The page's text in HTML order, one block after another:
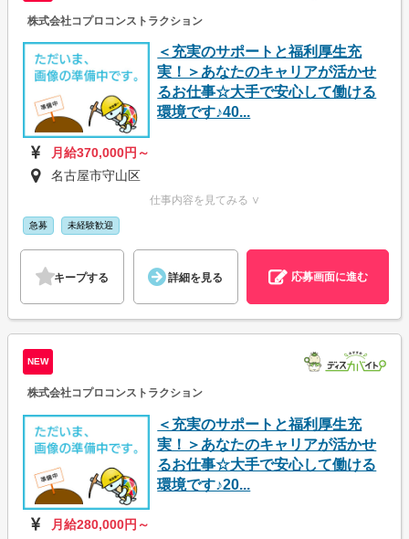
株式会社コプロコンストラクション
＜充実のサポートと福利厚生充
実！＞あなたのキャリアが活かせ
るお仕事☆大手で安心して働ける
環境です♪40...
月給370,000円～
名古屋市守山区
仕事内容を見てみる ∨
急募 未経験歓迎
キープする 詳細を見る 応募画面に進む
NEW
株式会社コプロコンストラクション
＜充実のサポートと福利厚生充
実！＞あなたのキャリアが活かせ
るお仕事☆大手で安心して働ける
環境です♪20...
月給280,000円～